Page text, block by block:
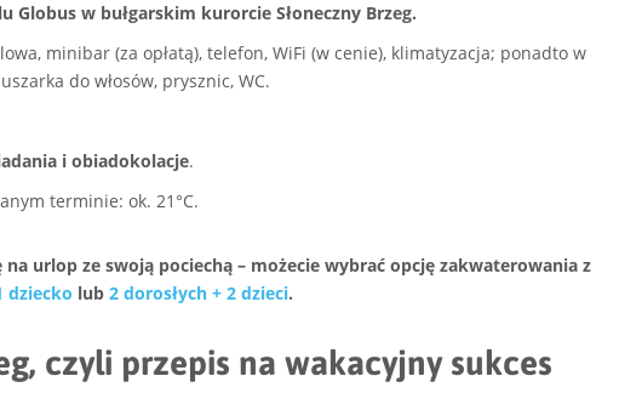
Globus w bułgarskim kurorcie Słoneczny Brzeg.
minibar (za opłatą), telefon, WiFi (w cenie), klimatyzacja; ponadto w
do włosów, prysznic, WC.
i obiadokolacje.
terminie: ok. 21°C.
na urlop ze swoją pociechą – możecie wybrać opcję zakwaterowania z
dziecko lub 2 dorosłych + 2 dzieci.
czyli przepis na wakacyjny sukces